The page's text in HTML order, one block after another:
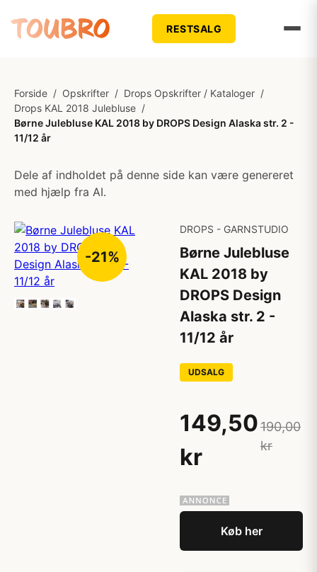
RESTSALG
Forside / Opskrifter / Drops Opskrifter / Kataloger /
Drops KAL 2018 Julebluse /
Børne Julebluse KAL 2018 by DROPS Design Alaska str. 2 -
11/12 år
Dele af indholdet på denne side kan være genereret
med hjælp fra AI.
-21%
DROPS - GARNSTUDIO
Børne Julebluse
KAL 2018 by
DROPS Design
Alaska str. 2 -
11/12 år
UDSALG
149,50
kr
190,00
kr
Køb her